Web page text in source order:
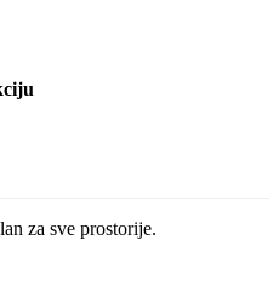
za sve prostorije.